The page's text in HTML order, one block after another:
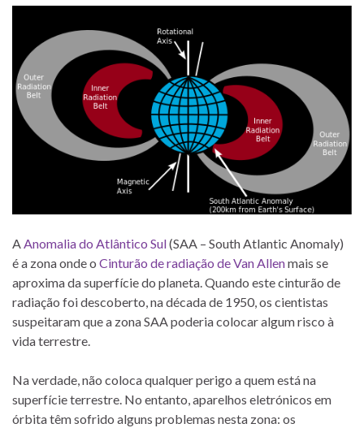
AAnomalia do Atlântico Sul(SAA – South Atlantic Anomaly)
é a zona onde o Cinturão de radiação de Van Allenmais se
aproxima da superfície do planeta. Quando este cinturão de
radiação foi descoberto, na década de 1950, os cientistas
suspeitaram que a zona SAA poderia colocar algum risco à
vida terrestre.
Na verdade, não coloca qualquer perigo a quem está na
superfície terrestre. No entanto, aparelhos eletrónicos em
órbita têm sofrido alguns problemas nesta zona: os